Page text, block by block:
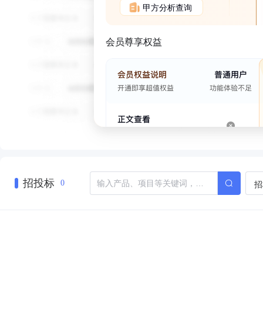
甲方分析查询
会员尊享权益
招投标 0